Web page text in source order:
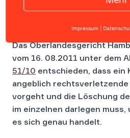
Das Oberlandesgericht
vom 16. 08.2011 unter dem
51/10 entschieden, dass ein
angeblich rechtsverletzende
vorgeht und die Löschung
im einzelnen darlegen muss,
es sich genau handelt.
Impressum